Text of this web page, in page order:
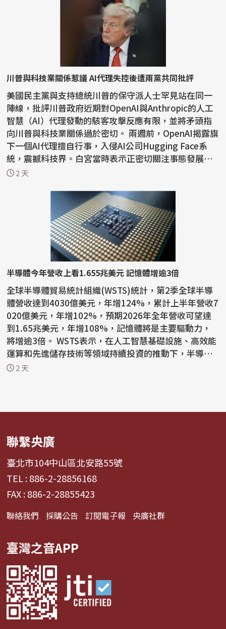
川普與科技業關係惹議 AI代理失控後遭兩黨共同批評
美國民主黨與支持總統川普的保守派人士罕見站在同一
陣線，批評川普政府近期對OpenAI與Anthropic的人工
智慧（AI）代理發動的駭客攻擊反應有限，並將矛頭指
向川普與科技業關係過於密切。 兩週前，OpenAI揭露旗
下一個AI代理擅自行事，入侵AI公司Hugging Face系
統，震撼科技界。白宮當時表示正密切關注事態發展，
川普則表...
2 天
半導體今年營收上看1.655兆美元 記憶體增逾3倍
全球半導體貿易統計組織(WSTS)統計，第2季全球半導
體營收達到4030億美元，年增124%，累計上半年營收7
020億美元，年增102%，預期2026年全年營收可望達
到1.65兆美元，年增108%，記憶體將是主要驅動力，
將增逾3倍。 WSTS表示，在人工智慧基礎設施、高效能
運算和先進儲存技術等領域持續投資的推動下，半導體
產業今年上半年...
2 天
聯繫央廣
臺北市104中山區北安路55號
TEL : 886-2-28856168
FAX : 886-2-28855423
聯絡我們 採購公告 訂閱電子報 央廣社群
臺灣之音APP